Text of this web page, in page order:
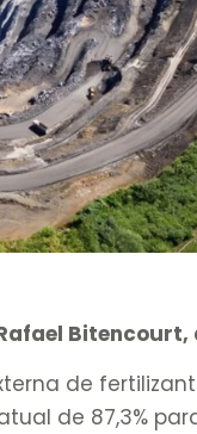
Bitencourt,
de
de 87,3%